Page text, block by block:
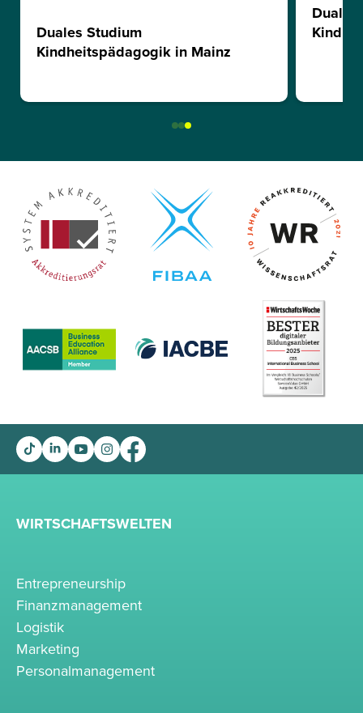
Duales Studium
Kindheitspädagogik in Mainz
Duales
WIRTSCHAFTSWELTEN
Entrepreneurship
Finanzmanagement
Logistik
Marketing
Personalmanagement